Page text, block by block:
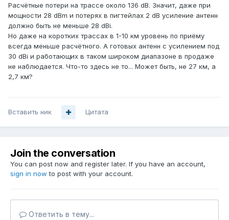
Расчётные потери на трассе около 136 dB. Значит, даже при
мощности 28 dBm и потерях в пигтейлах 2 dB усиление антенн
должно быть не меньше 28 dBi.
Но даже на коротких трассах в 1-10 км уровень по приёму
всегда меньше расчётного. А готовых антенн с усилением под
30 dBi и работающих в таком широком диапазоне в продаже
не наблюдается. Что-то здесь не то... Может быть, не 27 км, а
2,7 км?
Вставить ник Цитата
Join the conversation
You can post now and register later. If you have an account,
sign in now to post with your account.
Ответить в тему...